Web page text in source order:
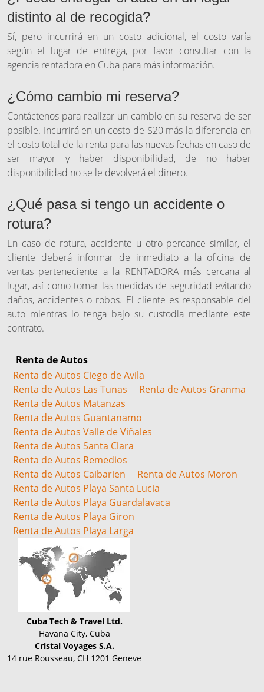
distinto al de recogida?
Sí, pero incurrirá en un costo adicional, el costo varía
según el lugar de entrega, por favor consultar con la
agencia rentadora en Cuba para más información.
¿Cómo cambio mi reserva?
Contáctenos para realizar un cambio en su reserva de ser
posible. Incurrirá en un costo de $20 más la diferencia en
el costo total de la renta para las nuevas fechas en caso de
ser mayor y haber disponibilidad, de no haber
disponibilidad no se le devolverá el dinero.
¿Qué pasa si tengo un accidente o
rotura?
En caso de rotura, accidente u otro percance similar, el
cliente deberá informar de inmediato a la oficina de
ventas perteneciente a la RENTADORA más cercana al
lugar, así como tomar las medidas de seguridad evitando
daños, accidentes o robos. El cliente es responsable del
auto mientras lo tenga bajo su custodia mediante este
contrato.
Renta de Autos
Renta de Autos Ciego de Avila
Renta de Autos Las Tunas
Renta de Autos Granma
Renta de Autos Matanzas
Renta de Autos Guantanamo
Renta de Autos Valle de Viñales
Renta de Autos Santa Clara
Renta de Autos Remedios
Renta de Autos Caibarien
Renta de Autos Moron
Renta de Autos Playa Santa Lucia
Renta de Autos Playa Guardalavaca
Renta de Autos Playa Giron
Renta de Autos Playa Larga
Cuba Tech & Travel Ltd.
Havana City, Cuba
Cristal Voyages S.A.
14 rue Rousseau, CH 1201 Geneve